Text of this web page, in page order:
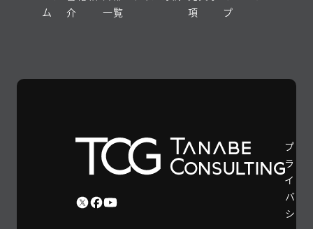
ム
介
一覧
項
プ
プ
ラ
イ
バ
シ